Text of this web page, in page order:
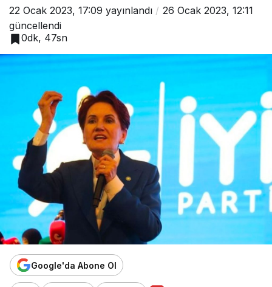
22 Ocak 2023, 17:09 yayınlandı
26 Ocak 2023, 12:11
güncellendi
0dk, 47sn
Google'da Abone Ol